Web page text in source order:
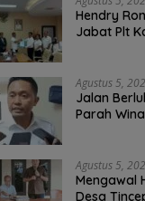
Hendry
Jabat Plt
Layanan
Agustus 5,
Jalan
Parah
Malam Ini
Agustus 5,
Mengawal
Desa